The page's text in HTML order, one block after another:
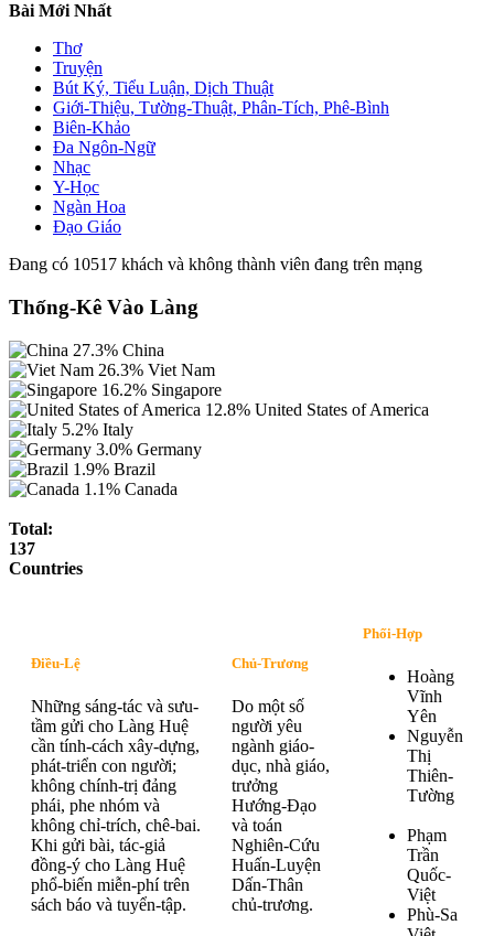
Bài Mới Nhất
Thơ
Truyện
Bút Ký, Tiểu Luận, Dịch Thuật
Giới-Thiệu, Tường-Thuật, Phân-Tích, Phê-Bình
Biên-Khảo
Đa Ngôn-Ngữ
Nhạc
Y-Học
Ngàn Hoa
Đạo Giáo
Đang có 10517 khách và không thành viên đang trên mạng
Thống-Kê Vào Làng
27.3% China
26.3% Viet Nam
16.2% Singapore
12.8% United States of America
5.2% Italy
3.0% Germany
1.9% Brazil
1.1% Canada
Total:
137
Countries
Điều-Lệ
Những sáng-tác và sưu-
tầm gửi cho Làng Huệ
cần tính-cách xây-dựng,
phát-triển con người;
không chính-trị đảng
phái, phe nhóm và
không chỉ-trích, chê-bai.
Khi gửi bài, tác-giả
đồng-ý cho Làng Huệ
phổ-biến miễn-phí trên
sách báo và tuyển-tập.
Chủ-Trương
Do một số
người yêu
ngành giáo-
dục, nhà giáo,
trưởng
Hướng-Đạo
và toán
Nghiên-Cứu
Huấn-Luyện
Dấn-Thân
chủ-trương.
Phối-Hợp
Hoàng
Vĩnh
Yên
Nguyễn
Thị
Thiên-
Tường
Phạm
Trần
Quốc-
Việt
Phù-Sa